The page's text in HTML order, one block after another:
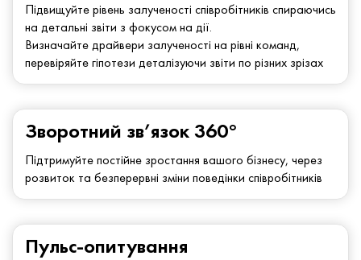
Підвищуйте рівень залученості співробітників спираючись
на детальні звіти з фокусом на дії.
Визначайте драйвери залученості на рівні команд,
перевіряйте гіпотези деталізуючи звіти по різних зрізах
Зворотний зв’язок 360°
Підтримуйте постійне зростання вашого бізнесу, через
розвиток та безперервні зміни поведінки співробітників
Пульс-опитування